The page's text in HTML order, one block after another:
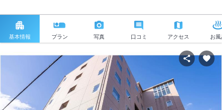
基本情報 プラン 写真 口コミ アクセス お